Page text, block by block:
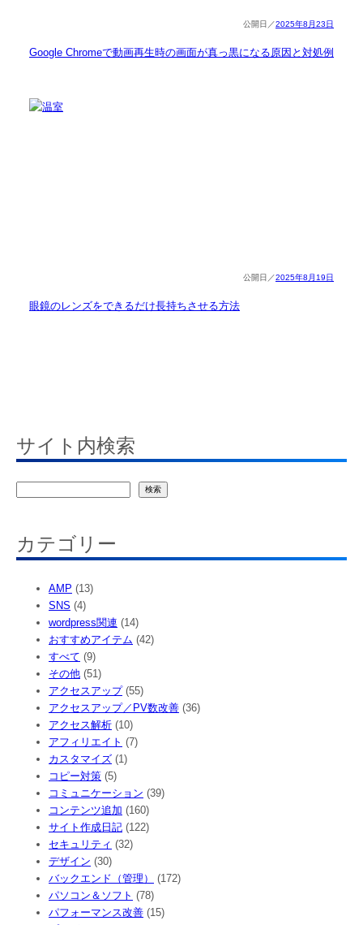
2025年8月23日
Google Chromeで動画再生時の画面が真っ黒になる原因と対処例
2025年8月19日
眼鏡のレンズをできるだけ長持ちさせる方法
サイト内検索
検索
カテゴリー
AMP (13)
SNS (4)
wordpress関連 (14)
おすすめアイテム (42)
すべて (9)
その他 (51)
アクセスアップ(55)
アクセスアップ／PV数改善 (36)
アクセス解析 (10)
アフィリエイト (7)
カスタマイズ (1)
コピー対策 (5)
コミュニケーション (39)
コンテンツ追加 (160)
サイト作成日記 (122)
セキュリティ (32)
デザイン (30)
バックエンド（管理）
(172)
パソコン＆ソフト (78)
パフォーマンス改善 (15)